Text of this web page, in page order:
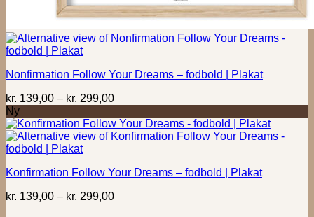
Nonfirmation Follow Your Dreams – fodbold | Plakat
kr. 139,00 – kr. 299,00Prisinterval:
til
kr. 299,00
Ny
Konfirmation Follow Your Dreams – fodbold | Plakat
kr. 139,00 – kr. 299,00Prisinterval: